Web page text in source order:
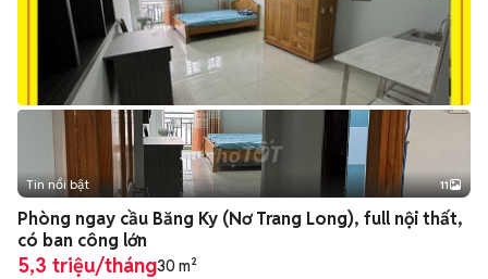
+2
Tin nổi bật 11
Phòng ngay cầu Băng Ky (Nơ Trang Long), full nội thất,
có ban công lớn
5,3 triệu/tháng30 m²